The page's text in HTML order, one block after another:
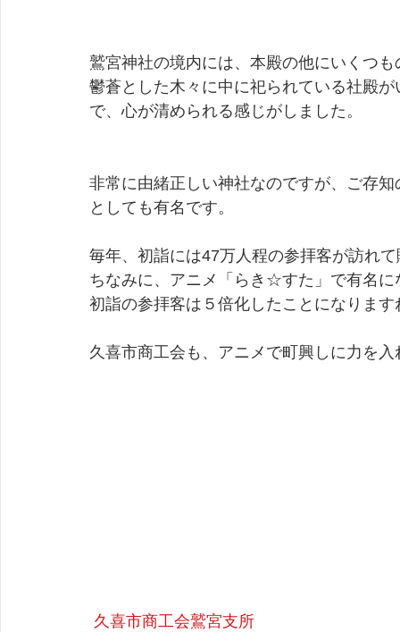
鷲宮神社の境内には、本殿の他にいくつ
鬱蒼とした木々に中に祀られている社殿
で、心が清められる感じがしました。
非常に由緒正しい神社なのですが、ご存
としても有名です。
毎年、初詣には47万人程の参拝客が訪れ
ちなみに、アニメ「らき☆すた」で有名
初詣の参拝客は５倍化したことになります
久喜市商工会も、アニメで町興しに力を入
久喜市商工会鷲宮支所